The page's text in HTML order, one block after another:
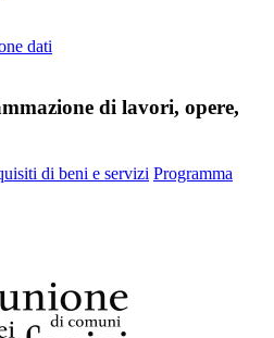
dati
di lavori, opere,
di beni e servizi Programma